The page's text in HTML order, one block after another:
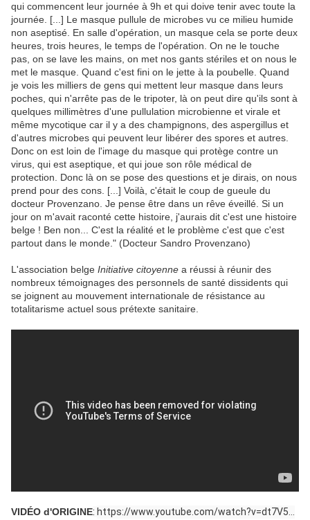
qui commencent leur journée à 9h et qui doive tenir avec toute la
journée. [...] Le masque pullule de microbes vu ce milieu humide
non aseptisé. En salle d'opération, un masque cela se porte deux
heures, trois heures, le temps de l'opération. On ne le touche
pas, on se lave les mains, on met nos gants stériles et on nous le
met le masque. Quand c'est fini on le jette à la poubelle. Quand
je vois les milliers de gens qui mettent leur masque dans leurs
poches, qui n'arrête pas de le tripoter, là on peut dire qu'ils sont à
quelques millimètres d'une pullulation microbienne et virale et
même mycotique car il y a des champignons, des aspergillus et
d'autres microbes qui peuvent leur libérer des spores et autres.
Donc on est loin de l'image du masque qui protège contre un
virus, qui est aseptique, et qui joue son rôle médical de
protection. Donc là on se pose des questions et je dirais, on nous
prend pour des cons. [...] Voilà, c'était le coup de gueule du
docteur Provenzano. Je pense être dans un rêve éveillé. Si un
jour on m'avait raconté cette histoire, j'aurais dit c'est une histoire
belge ! Ben non... C'est la réalité et le problème c'est que c'est
partout dans le monde." (Docteur Sandro Provenzano)
L'association belge Initiative citoyenne a réussi à réunir des
nombreux témoignages des personnels de santé dissidents qui
se joignent au mouvement internationale de résistance au
totalitarisme actuel sous prétexte sanitaire.
VIDÉO d'ORIGINE: https://www.youtube.com/watch?v=dt7V5...